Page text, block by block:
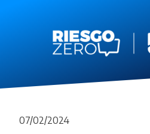
07/02/2024